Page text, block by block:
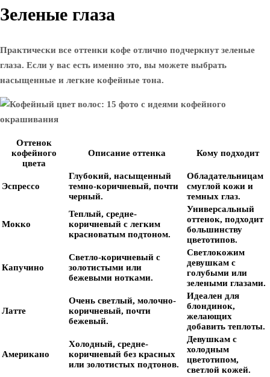
Зеленые глаза
Практически все оттенки кофе отлично подчеркнут зеленые
глаза. Если у вас есть именно это, вы можете выбрать
насыщенные и легкие кофейные тона.
Оттенок
кофейного
цвета
Описание оттенка Кому подходит
Эспрессо
Глубокий, насыщенный
темно-коричневый, почти
черный.
Обладательницам
смуглой кожи и
темных глаз.
Мокко
Теплый, средне-
коричневый с легким
красноватым подтоном.
Универсальный
оттенок, подходит
большинству
цветотипов.
Капучино
Светло-коричневый с
золотистыми или
бежевыми нотками.
Светлокожим
девушкам с
голубыми или
зелеными глазами.
Латте
Очень светлый, молочно-
коричневый, почти
бежевый.
Идеален для
блондинок,
желающих
добавить теплоты.
Американо
Холодный, средне-
коричневый без красных
или золотистых подтонов.
Девушкам с
холодным
цветотипом,
светлой кожей.